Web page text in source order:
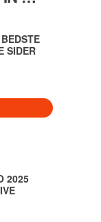
SIDER
2025